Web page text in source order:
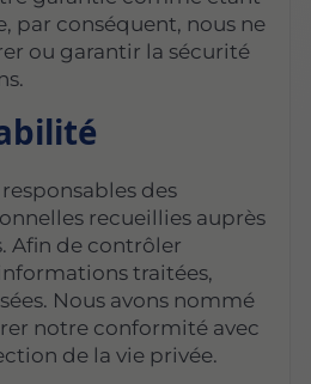
par conséquent, nous ne
ou garantir la sécurité
des
recueillies auprès
Afin de contrôler
traitées,
Nous avons nommé
notre conformité avec
de la vie privée.